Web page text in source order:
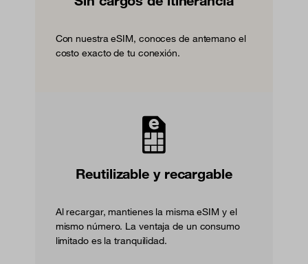
Con nuestra eSIM, conoces de antemano el
costo exacto de tu conexión.
Reutilizable y recargable
Al recargar, mantienes la misma eSIM y el
mismo número. La ventaja de un consumo
limitado es la tranquilidad.